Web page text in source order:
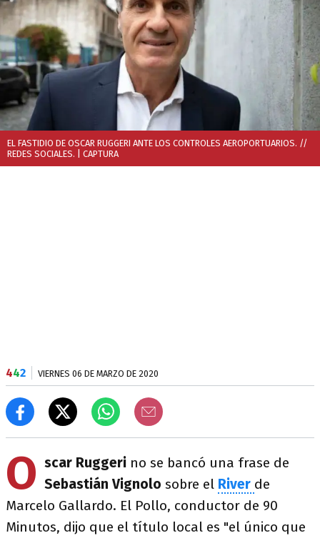
EL FASTIDIO DE OSCAR RUGGERI ANTE LOS CONTROLES AEROPORTUARIOS. //
REDES SOCIALES.
| CAPTURA
442 VIERNES 06 DE MARZO DE 2020
O scar Ruggeri no se bancó una frase de
Sebastián Vignolo sobre el River de
Marcelo Gallardo. El Pollo, conductor de 90
Minutos, dijo que el título local es "el único que